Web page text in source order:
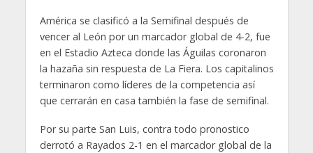
América se clasificó a la Semifinal después de
vencer al León por un marcador global de 4-2, fue
en el Estadio Azteca donde las Águilas coronaron
la hazaña sin respuesta de La Fiera. Los capitalinos
terminaron como líderes de la competencia así
que cerrarán en casa también la fase de semifinal.
Por su parte San Luis, contra todo pronostico
derrotó a Rayados 2-1 en el marcador global de la